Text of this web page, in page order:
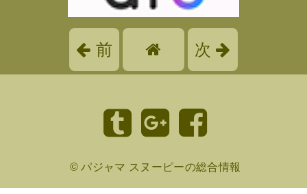
前 次
©パジャマ スヌーピーの総合情報